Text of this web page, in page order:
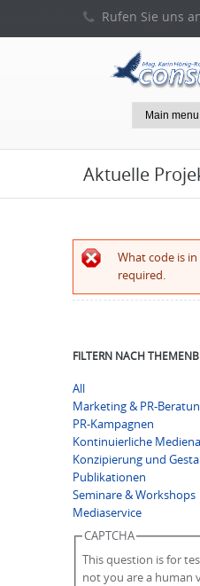
Rufen Sie uns
0664 / 212 53
Aktuelle
Error
What code is
required.
FILTERN NACH
All
Marketing & PR-
PR-Kampagnen
Kontinuierliche
Konzipierung und
Publikationen
Seminare & Workshops
Mediaservice
CAPTCHA
This question is for
not you are a human